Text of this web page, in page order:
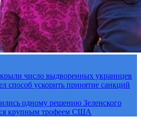
число выдворенных украинцев
ускорить принятие санкций
одному решению Зеленского
крупным трофеем США